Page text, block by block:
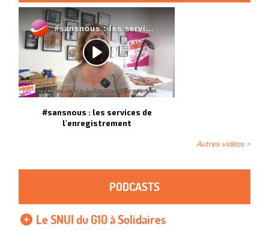
#sansnous : les services de
l'enregistrement
Autres vidéos >
PODCASTS
Le SNUI du G10 à Solidaires